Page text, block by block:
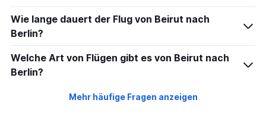
Wie lange dauert der Flug von Beirut nach
Berlin?
Welche Art von Flügen gibt es von Beirut nach
Berlin?
Mehr häufige Fragen anzeigen